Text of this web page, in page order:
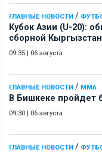
ГЛАВНЫЕ НОВОСТИ /
Кубок Азии (U-20):
сборной
09:35 | 06 августа
ГЛАВНЫЕ НОВОСТИ / ММА
В Бишкеке пройдет
09:30 | 06 августа
ГЛАВНЫЕ НОВОСТИ /